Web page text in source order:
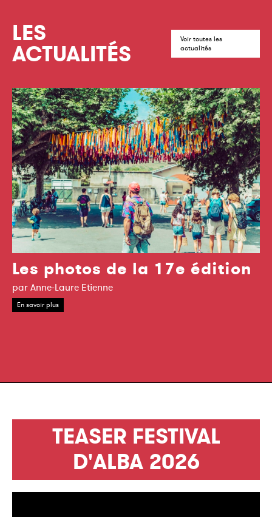
LES
ACTUALITÉS
Voir toutes les
actualités
Les photos de la 17e édition
par Anne-Laure Etienne
En savoir plus
TEASER FESTIVAL
D'ALBA 2026